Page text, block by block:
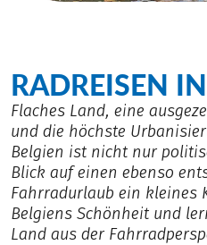
RADREISEN
Flaches Land, eine
und die höchste
Belgien ist nicht nur
Blick auf einen ebenso
Fahrradurlaub ein kleines
Belgiens Schönheit und
Land aus der